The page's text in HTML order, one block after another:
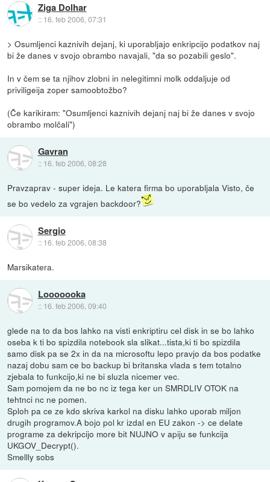
Ziga Dolhar
:: 16. feb 2006, 07:31
> Osumljenci kaznivih dejanj, ki uporabljajo enkripcijo podatkov naj
bi že danes v svojo obrambo navajali, "da so pozabili geslo".
In v čem se ta njihov zlobni in nelegitimni molk oddaljuje od
priviligeija zoper samoobtožbo?
(Če karikiram: "Osumljenci kaznivih dejanj naj bi že danes v svojo
obrambo molčali")
Gavran
:: 16. feb 2006, 08:28
Pravzaprav - super ideja. Le katera firma bo uporabljala Visto, če
se bo vedelo za vgrajen backdoor?
Sergio
:: 16. feb 2006, 08:38
Marsikatera.
Looooooka
:: 16. feb 2006, 09:40
glede na to da bos lahko na visti enkriptiru cel disk in se bo lahko
oseba k ti bo spizdila notebook sla slikat...tista,ki ti bo spizdila
samo disk pa se 2x in da na microsoftu lepo pravjo da bos podatke
nazaj dobu sam ce bo backup bi britanska vlada s tem totalno
zjebala to funkcijo,ki ne bi sluzla nicemer vec.
Sam pomojem da ne bo nc iz tega ker un SMRDLIV OTOK na
tehtnci nc ne pomen.
Sploh pa ce ze kdo skriva karkol na disku lahko uporab miljon
drugih programov.A bojo pol kr izdal en EU zakon -> ce delate
programe za dekripcijo more bit NUJNO v apiju se funkcija
UKGOV_Decrypt().
Smellly sobs